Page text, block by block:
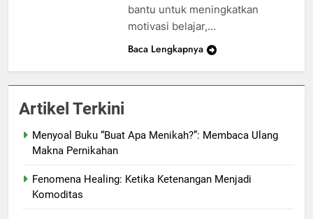
bantu untuk meningkatkan
motivasi belajar,…
Baca Lengkapnya
Artikel Terkini
Menyoal Buku “Buat Apa Menikah?”: Membaca Ulang
Makna Pernikahan
Fenomena Healing: Ketika Ketenangan Menjadi
Komoditas